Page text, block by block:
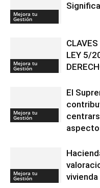
Mejora tu
Gestión
Mejora tu
Gestión
LEY 5/
Mejora tu
Gestión
El
Mejora tu
Gestión
vivienda